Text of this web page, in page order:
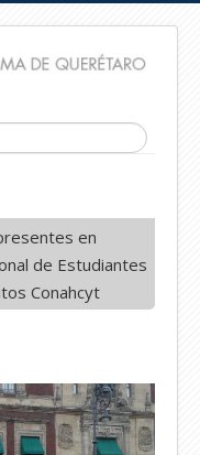
en
de Estudiantes
Conahcyt